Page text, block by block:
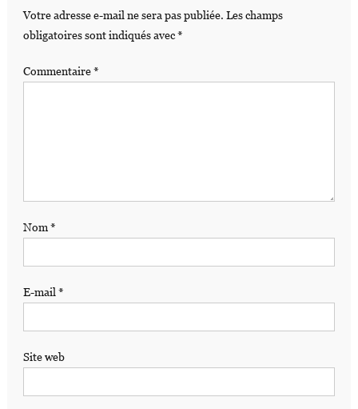
Votre adresse e-mail ne sera pas publiée. Les champs
obligatoires sont indiqués avec*
Commentaire*
Nom*
E-mail *
Site web